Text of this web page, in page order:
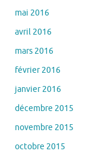
mai 2016
avril 2016
mars 2016
février 2016
janvier 2016
décembre 2015
novembre 2015
octobre 2015